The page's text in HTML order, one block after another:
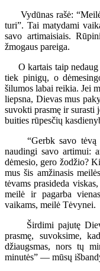
Vydūnas rašė:
turi”. Tai matydami
savo artimaisiais.
žmogaus pareiga.
O kartais taip nedaug
tiek pinigų, o
šilumos labai reikia. Jei
liepsna, Dievas mus
suvokti prasmę ir surasti
buities rūpesčių
“Gerbk savo tėvą ir
naudingi savo artimui:
dėmesio, gero žodžio?
mus šis amžinasis
tėvams prasideda
meilė ir pagarba
vaikams, meilė Tėvynei.
Širdimi pajutę
prasmę, suvoksime,
džiaugsmas, nors tų
minutės” — mūsų